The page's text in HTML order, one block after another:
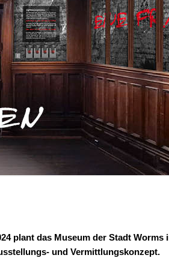
plant das Museum der Stadt
und Vermittlungskonzept.